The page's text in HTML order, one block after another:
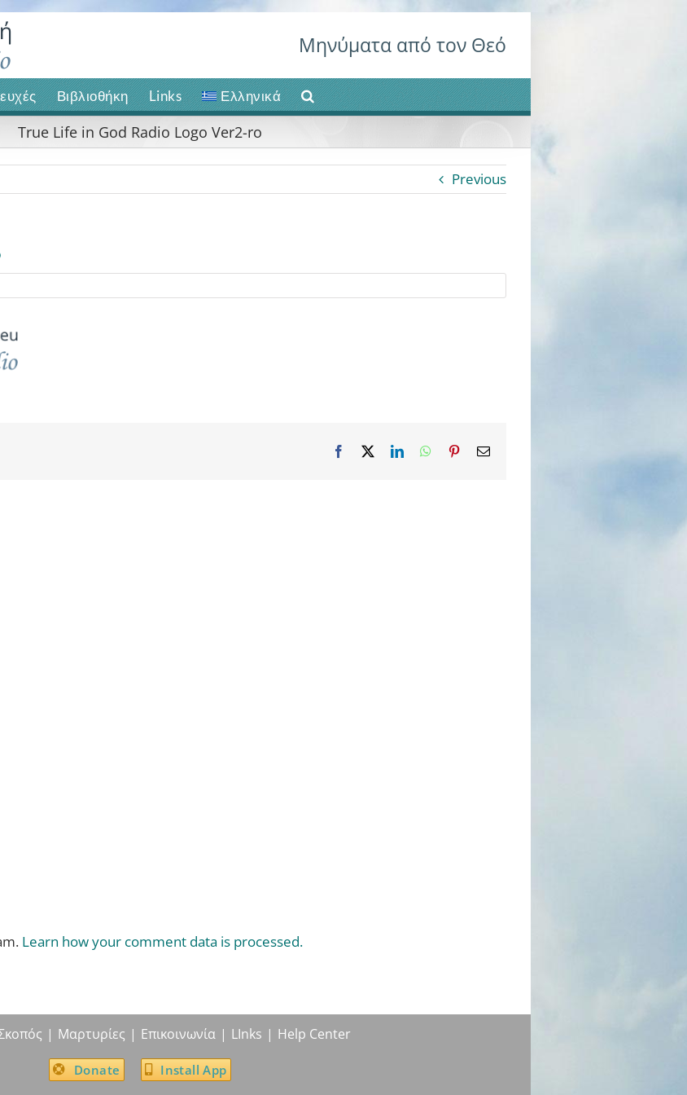
Μηνύματα από τον Θεό
Βιβλιοθήκη Links Ελληνικά
True Life in God Radio Logo Ver2-ro
Previous
Facebook LinkedInWhatsApp
PinterestEmail
Learn how your comment data is processed.
Μαρτυρίες Επικοινωνία LInks Help Center
Donate Install App